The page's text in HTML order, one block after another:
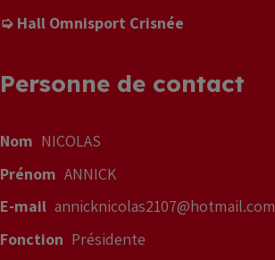
➭ Hall Omnisport Crisnée
Personne de contact
Nom NICOLAS
Prénom ANNICK
E-mail annicknicolas2107@hotmail.com
Fonction Présidente